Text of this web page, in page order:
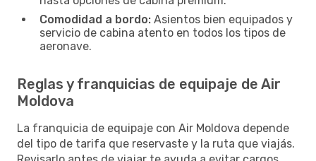
Comodidad a bordo: Asientos bien equipados y
servicio de cabina atento en todos los tipos de
aeronave.
Reglas y franquicias de equipaje de Air
Moldova
La franquicia de equipaje con Air Moldova depende
del tipo de tarifa que reservaste y la ruta que viajás.